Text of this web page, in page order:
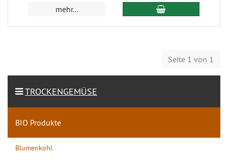
mehr...
Seite 1 von 1
TROCKENGEMÜSE
BIO Produkte
Blumenkohl